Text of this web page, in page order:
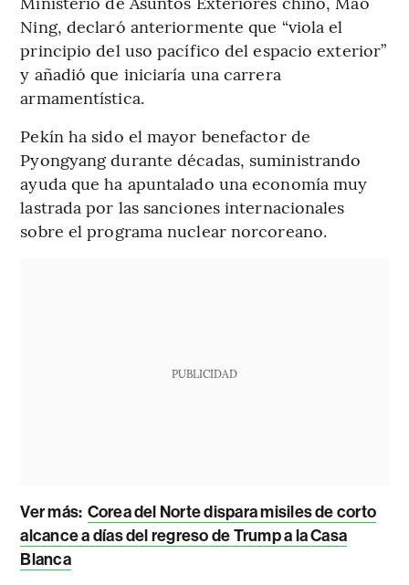
Ning, declaró anteriormente que “viola el
principio del uso pacífico del espacio exterior”
y añadió que iniciaría una carrera
armamentística.
Pekín ha sido el mayor benefactor de
Pyongyang durante décadas, suministrando
ayuda que ha apuntalado una economía muy
lastrada por las sanciones internacionales
sobre el programa nuclear norcoreano.
PUBLICIDAD
Ver más: Corea del Norte dispara misiles de corto
alcance a días del regreso de Trump a la Casa
Blanca